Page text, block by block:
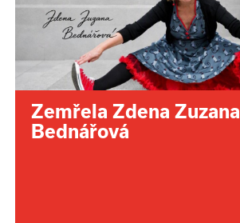
Zemřela Zdena Zuzana
Bednářová